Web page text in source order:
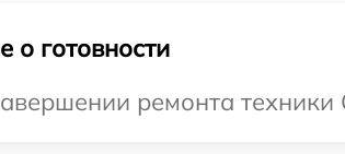
готовности
ремонта техники